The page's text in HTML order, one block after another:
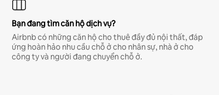
Bạn đang tìm căn hộ dịch vụ?
Airbnb có những căn hộ cho thuê đầy đủ nội thất, đáp
ứng hoàn hảo nhu cầu chỗ ở cho nhân sự, nhà ở cho
công ty và người đang chuyển chỗ ở.